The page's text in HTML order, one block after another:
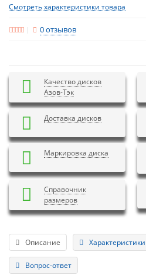
Смотреть характеристики товара
0 отзывов
Качество дисков
Азов-Тэк
Доставка дисков
Маркировка диска
Справочник
размеров
Описание Характеристики
Вопрос-ответ